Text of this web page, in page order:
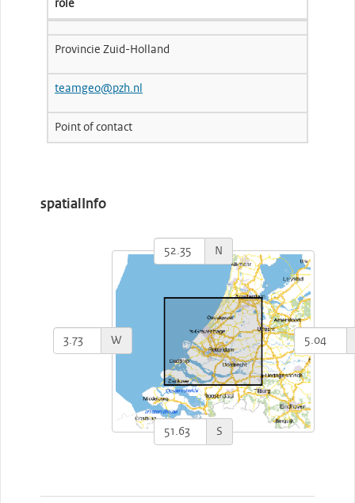
role
Provincie Zuid-Holland
teamgeo@pzh.nl
Point of contact
spatialInfo
N
S
W